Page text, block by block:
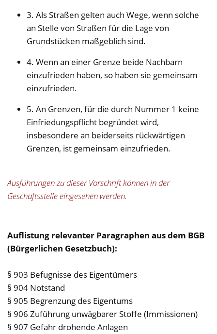
3. Als Straßen gelten auch Wege, wenn solche
an Stelle von Straßen für die Lage von
Grundstücken maßgeblich sind.
4. Wenn an einer Grenze beide Nachbarn
einzufrieden haben, so haben sie gemeinsam
einzufrieden.
5. An Grenzen, für die durch Nummer 1 keine
Einfriedungspflicht begründet wird,
insbesondere an beiderseits rückwärtigen
Grenzen, ist gemeinsam einzufrieden.
Ausführungen zu dieser Vorschrift können in der
Geschäftsstelle eingesehen werden.
Auflistung relevanter Paragraphen aus dem BGB
(Bürgerlichen Gesetzbuch):
§ 903 Befugnisse des Eigentümers
§ 904 Notstand
§ 905 Begrenzung des Eigentums
§ 906 Zuführung unwägbarer Stoffe (Immissionen)
§ 907 Gefahr drohende Anlagen